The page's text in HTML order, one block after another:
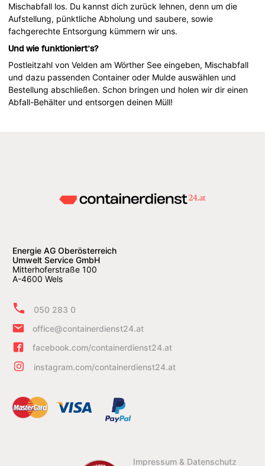
Mischabfall los. Du kannst dich zurück lehnen, denn um die
Aufstellung, pünktliche Abholung und saubere, sowie
fachgerechte Entsorgung kümmern wir uns.
Und wie funktioniert’s?
Postleitzahl von Velden am Wörther See eingeben, Mischabfall
und dazu passenden Container oder Mulde auswählen und
Bestellung abschließen. Schon bringen und holen wir dir einen
Abfall-Behälter und entsorgen deinen Müll!
Energie AG Oberösterreich
Umwelt Service GmbH
Mitterhoferstraße 100
A-4600 Wels
050 283 0
office@containerdienst24.at
facebook.com/containerdienst24.at
instagram.com/containerdienst24.at
Impressum & Datenschutz